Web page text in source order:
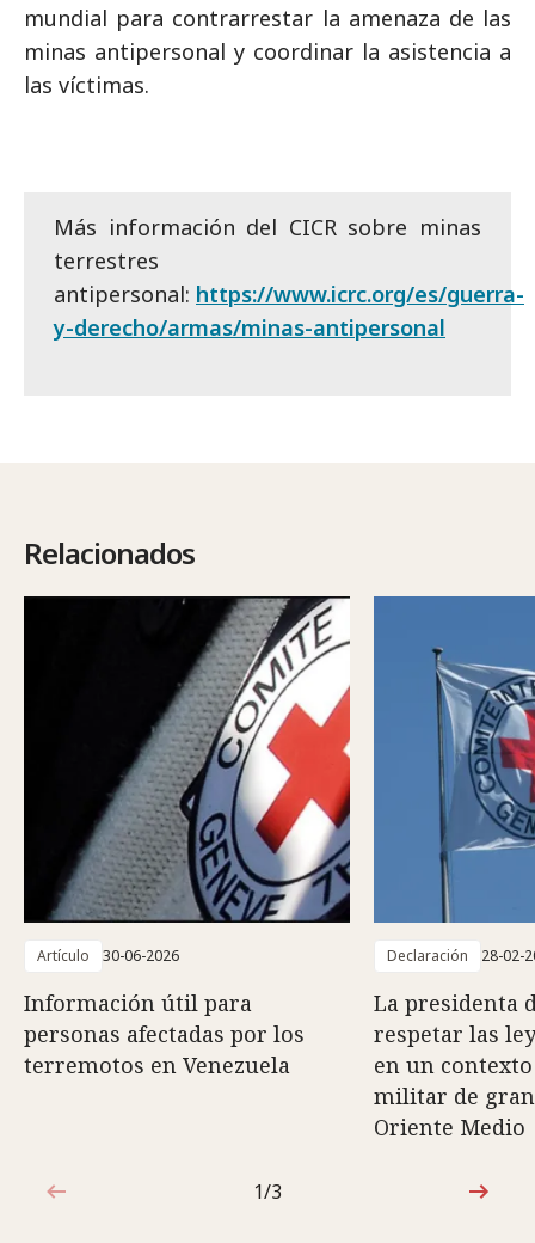
mundial para contrarrestar la amenaza de las
minas antipersonal y coordinar la asistencia a
las víctimas.
Más información del CICR sobre minas
terrestres
antipersonal: https://www.icrc.org/es/guerra-
y-derecho/armas/minas-antipersonal
Relacionados
Artículo 30-06-2026
Información útil para
personas afectadas por los
terremotos en Venezuela
Declaración 28-02-
La presidenta
respetar las
en un
militar de
Oriente Medio
1de3
1/3